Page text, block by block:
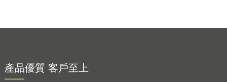
產品優質 客戶至上